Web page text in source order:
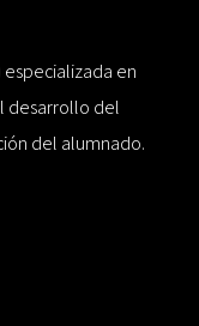
en
desarrollo del
del alumnado.